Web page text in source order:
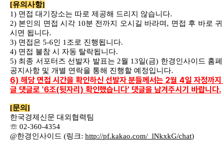
[유의사항]
1) 면접 대기장소는 따로 제공해 드리지 않습니다.
2) 본인의 면접 시각 10분 전까지 오시길 바라며 , 면접 후 바로
시면 됩니다.
3) 면접은 5-6인 1조로 진행됩니다.
4) 면접 불참 시 자동 탈락됩니다.
5) 최종 서포터즈 선발자 발표는 2월 13일(금) 한경인사이드 홈
공지사항 및 개별 연락을 통해 진행할 예정입니다.
6) 해당 면접 시간을 확인하신 선발자 분들께서는 2월 4일 자정까지
글 댓글로 '6조(뒷자리) 확인했습니다' 댓글을 남겨주시기 바랍니다.
[문의]
한국경제신문 대외협력팀
☏ 02-360-4354
@한경인사이드 (링크: http://pf.kakao.com/_lNkxkG/chat)